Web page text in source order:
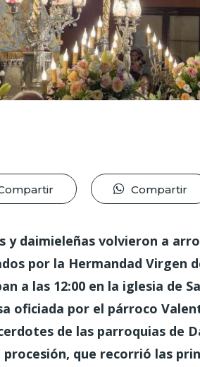
Compartir
y daimieleñas volvieron a
por la Hermandad Virgen
a las 12:00 en la iglesia de
oficiada por el párroco
de las parroquias de
que recorrió las